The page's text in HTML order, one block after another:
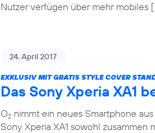
Nutzer verfügen über mehr mobiles
24. April 2017
EXKLUSIV MIT GRATIS STYLE COVER
Das Sony Xperia XA1
O2 nimmt ein neues Smartphone
Sony Xperia XA1 sowohl zusammen